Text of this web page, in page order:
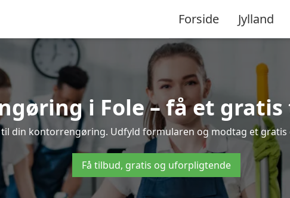
Forside Jylland
i Fole – få et
din kontorrengøring. Udfyld formularen og modtag et
Få tilbud, gratis og uforpligtende